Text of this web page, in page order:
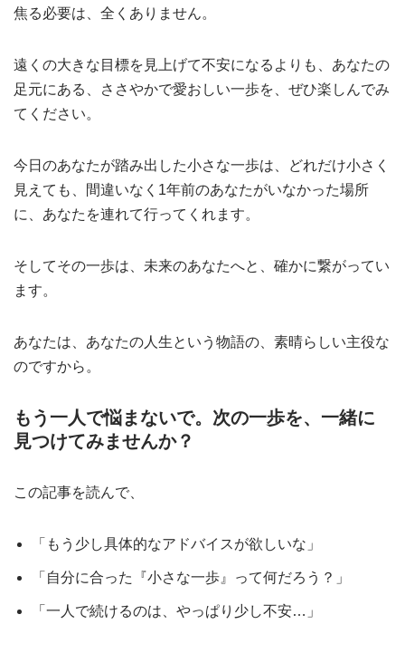
焦る必要は、全くありません。
遠くの大きな目標を見上げて不安になるよりも、あなたの
足元にある、ささやかで愛おしい一歩を、ぜひ楽しんでみ
てください。
今日のあなたが踏み出した小さな一歩は、どれだけ小さく
見えても、間違いなく1年前のあなたがいなかった場所
に、あなたを連れて行ってくれます。
そしてその一歩は、未来のあなたへと、確かに繋がってい
ます。
あなたは、あなたの人生という物語の、素晴らしい主役な
のですから。
もう一人で悩まないで。次の一歩を、一緒に
見つけてみませんか？
この記事を読んで、
「もう少し具体的なアドバイスが欲しいな」
「自分に合った『小さな一歩』って何だろう？」
「一人で続けるのは、やっぱり少し不安…」